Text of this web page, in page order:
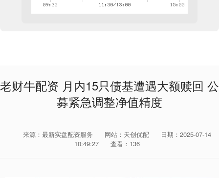
老财牛配资 月内15只债基遭遇大额赎回 公
募紧急调整净值精度
来源：最新实盘配资服务 网站：天创优配
日期：2025-07-14
10:49:27
查看：136